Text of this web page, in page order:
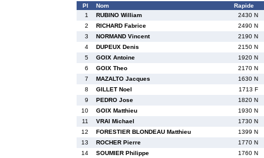
Pl Nom
Rapide
1
RUBINO William 2430 N
2
RICHARD Fabrice 2490 N
3
NORMAND Vincent 2190 N
4
DUPEUX Denis 2150 N
5
GOIX Antoine 1920 N
6
GOIX Theo
2170 N
7
MAZALTO Jacques 1630 N
8
GILLET Noel 1713 F
9
PEDRO Jose 1820 N
10
GOIX Matthieu 1930 N
11
VRAI Michael 1730 N
12
FORESTIER BLONDEAU Matthieu 1399 N
13
ROCHER Pierre
1770 N
14
SOUMIER Philippe 1760 N